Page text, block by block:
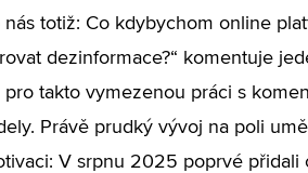
totiž: Co kdybychom online
dezinformace?“ komentuje
takto vymezenou práci s
Právě prudký vývoj na poli
V srpnu 2025 poprvé přidali